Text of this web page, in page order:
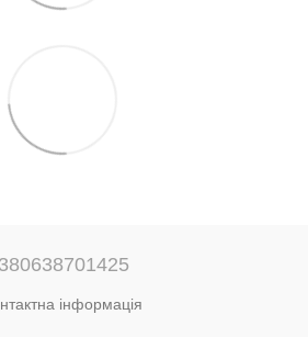
інформація